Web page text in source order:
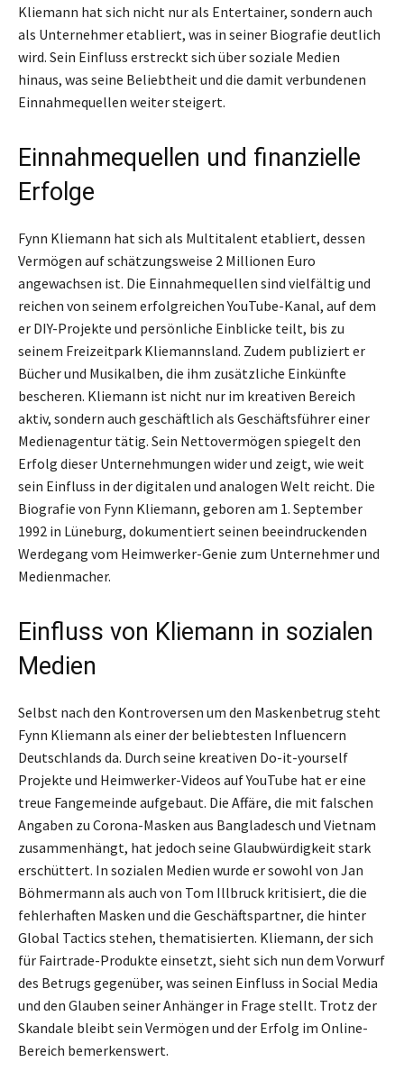
Kliemann hat sich nicht nur als Entertainer, sondern auch
als Unternehmer etabliert, was in seiner Biografie deutlich
wird. Sein Einfluss erstreckt sich über soziale Medien
hinaus, was seine Beliebtheit und die damit verbundenen
Einnahmequellen weiter steigert.
Einnahmequellen und finanzielle
Erfolge
Fynn Kliemann hat sich als Multitalent etabliert, dessen
Vermögen auf schätzungsweise 2 Millionen Euro
angewachsen ist. Die Einnahmequellen sind vielfältig und
reichen von seinem erfolgreichen YouTube-Kanal, auf dem
er DIY-Projekte und persönliche Einblicke teilt, bis zu
seinem Freizeitpark Kliemannsland. Zudem publiziert er
Bücher und Musikalben, die ihm zusätzliche Einkünfte
bescheren. Kliemann ist nicht nur im kreativen Bereich
aktiv, sondern auch geschäftlich als Geschäftsführer einer
Medienagentur tätig. Sein Nettovermögen spiegelt den
Erfolg dieser Unternehmungen wider und zeigt, wie weit
sein Einfluss in der digitalen und analogen Welt reicht. Die
Biografie von Fynn Kliemann, geboren am 1. September
1992 in Lüneburg, dokumentiert seinen beeindruckenden
Werdegang vom Heimwerker-Genie zum Unternehmer und
Medienmacher.
Einfluss von Kliemann in sozialen
Medien
Selbst nach den Kontroversen um den Maskenbetrug steht
Fynn Kliemann als einer der beliebtesten Influencern
Deutschlands da. Durch seine kreativen Do-it-yourself
Projekte und Heimwerker-Videos auf YouTube hat er eine
treue Fangemeinde aufgebaut. Die Affäre, die mit falschen
Angaben zu Corona-Masken aus Bangladesch und Vietnam
zusammenhängt, hat jedoch seine Glaubwürdigkeit stark
erschüttert. In sozialen Medien wurde er sowohl von Jan
Böhmermann als auch von Tom Illbruck kritisiert, die die
fehlerhaften Masken und die Geschäftspartner, die hinter
Global Tactics stehen, thematisierten. Kliemann, der sich
für Fairtrade-Produkte einsetzt, sieht sich nun dem Vorwurf
des Betrugs gegenüber, was seinen Einfluss in Social Media
und den Glauben seiner Anhänger in Frage stellt. Trotz der
Skandale bleibt sein Vermögen und der Erfolg im Online-
Bereich bemerkenswert.